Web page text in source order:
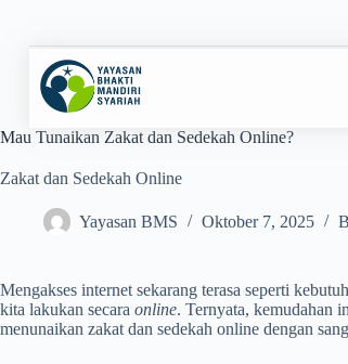
Mau Tunaikan Zakat dan Sedekah Online?
Zakat dan Sedekah Online
Yayasan BMS Oktober 7, 2025
Mengakses internet sekarang terasa seperti
kita lakukan secara online. Ternyata, kemudahan
menunaikan zakat dan sedekah online dengan